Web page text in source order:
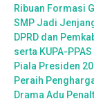
Ribuan Formasi
SMP Jadi
DPRD dan
serta KUPA-
Piala Presiden
Peraih
Drama Adu